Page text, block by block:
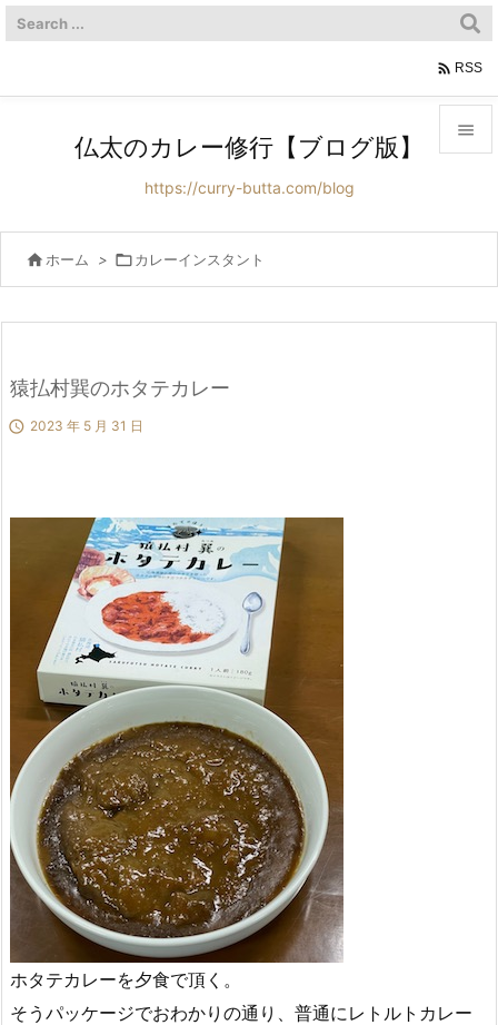



 RSS
仏太のカレー修行【ブログ版】
https://curry-butta.com/blog
 ホーム >  カレーインスタント
猿払村巽のホタテカレー
 2023 年 5 月 31 日
ホタテカレーを夕食で頂く。
そうパッケージでおわかりの通り、普通にレトルトカレー